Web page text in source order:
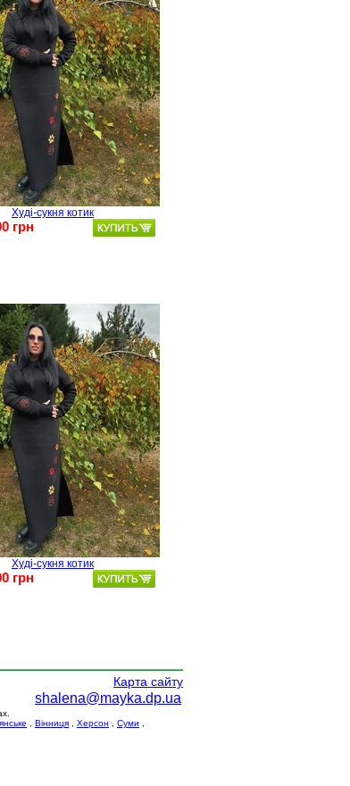
Худі-сукня котик
грн
Худі-сукня котик
грн
Карта сайту
shalena@mayka.dp.ua
Вінниця Херсон Суми